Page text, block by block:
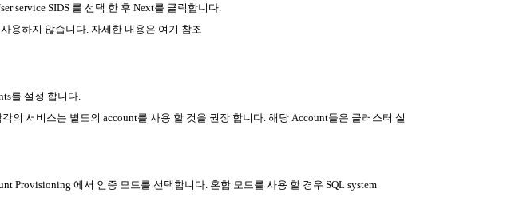
service SIDS 를 선택 한 후 Next를 클릭합니다.
용하지 않습니다. 자세한 내용은 여기 참조
를 설정 합니다.
의 서비스는 별도의 account를 사용 할 것을 권장 합니다. 해당 Account들은 클러스터 설
Provisioning 에서 인증 모드를 선택합니다. 혼합 모드를 사용 할 경우 SQL system